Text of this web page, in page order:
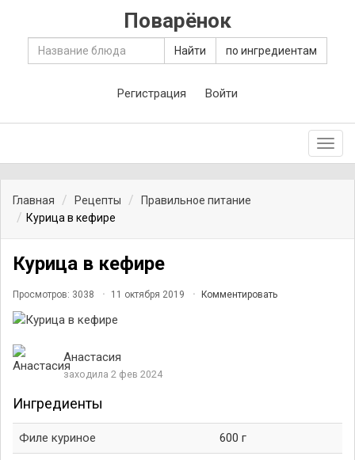
Поварёнок
Найти по ингредиентам
Регистрация Войти
Главная Рецепты
Правильное питание
Курица в кефире
Курица в кефире
Просмотров: 3038 11 октября 2019 Комментировать
Анастасия
заходила 2 фев 2024
Ингредиенты
Филе куриное 600 г